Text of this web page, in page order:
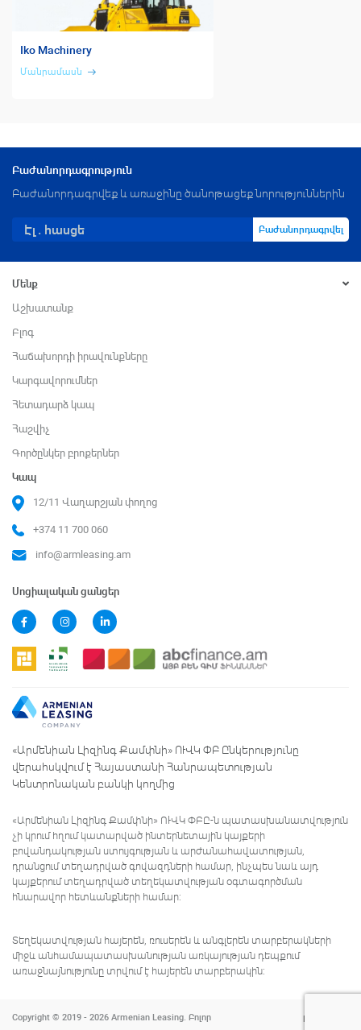
Iko Machinery
Մանրամասն
Բաժանորդագրություն
Բաժանորդագրվեք և առաջինը ծանոթացեք նորություններին
Բաժանորդագրվել
Մենք
Աշխատանք
Բլոգ
Հաճախորդի իրավունքները
Կարգավորումներ
Հետադարձ կապ
Հաշվիչ
Գործընկեր բրոքերներ
Կապ
12/11 Վաղարշյան փողոց
+374 11 700 060
info@armleasing.am
Սոցիալական ցանցեր
«Արմենիան Լիզինգ Քամփնի» ՈՒՎԿ ՓԲ Ընկերությունը
վերահսկվում է Հայաստանի Հանրապետության
Կենտրոնական բանկի կողմից
«Արմենիան Լիզինգ Քամփնի» ՈՒՎԿ ՓԲԸ-ն պատասխանատվություն
չի կրում հղում կատարված ինտերնետային կայքերի
բովանդակության ստույգության և արժանահավատության,
դրանցում տեղադրված գովազդների համար, ինչպես նաև այդ
կայքերում տեղադրված տեղեկատվության օգտագործման
հնարավոր հետևանքների համար:
Տեղեկատվության հայերեն, ռուսերեն և անգլերեն տարբերակների
միջև անհամապատասխանության առկայության դեպքում
առաջնայնությունը տրվում է հայերեն տարբերակին:
Copyright © 2019 - 2026 Armenian Leasing. Բոլոր
Powered by